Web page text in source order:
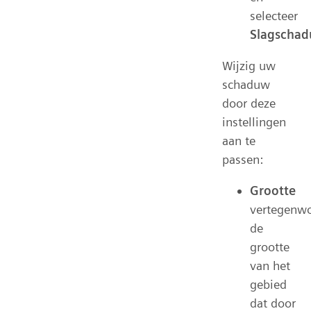
selecteer
Wijzig uw
schaduw
door deze
instellingen
aan te
passen:
Grootte
de
grootte
van het
gebied
dat door